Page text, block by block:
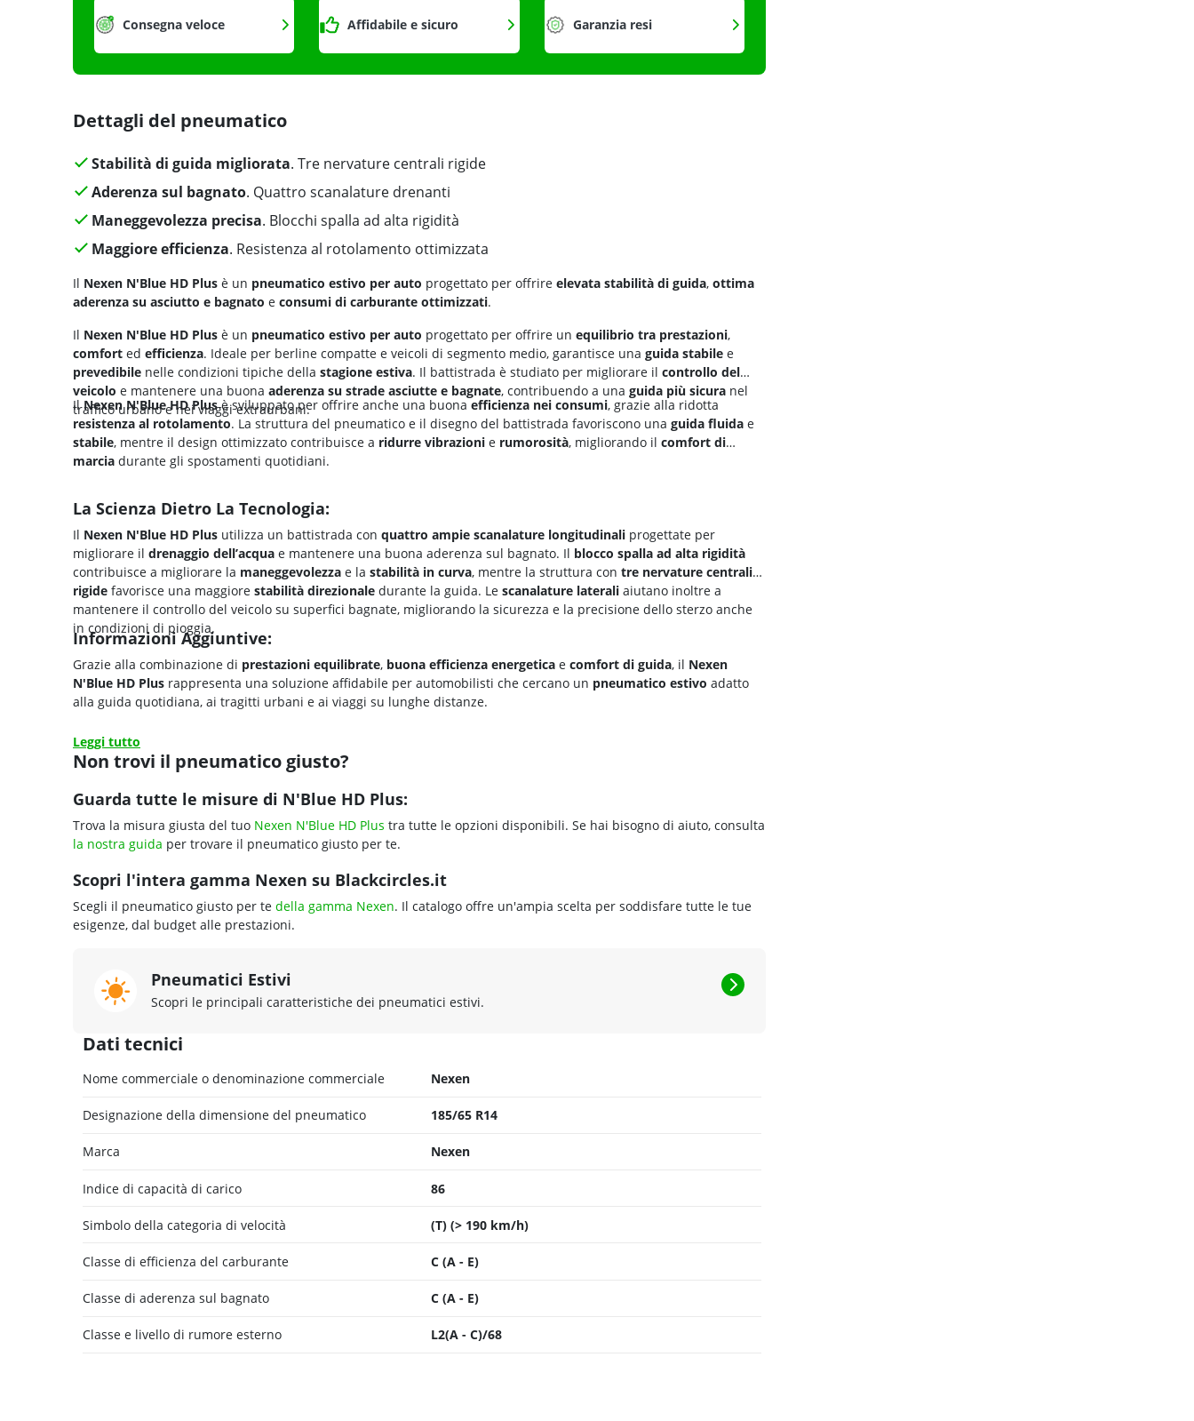
Consegna veloce Affidabile e sicuro Garanzia resi
Dettagli del pneumatico
Stabilità di guida migliorata. Tre nervature centrali rigide
Aderenza sul bagnato. Quattro scanalature drenanti
Maneggevolezza precisa. Blocchi spalla ad alta rigidità
Maggiore efficienza. Resistenza al rotolamento ottimizzata
Il Nexen N'Blue HD Plus è un pneumatico estivo per auto progettato per offrire elevata stabilità di guida, ottima
aderenza su asciutto e bagnato e consumi di carburante ottimizzati.
Il Nexen N'Blue HD Plus è un pneumatico estivo per auto progettato per offrire un equilibrio tra prestazioni,
comfort ed efficienza. Ideale per berline compatte e veicoli di segmento medio, garantisce una guida stabile e
prevedibile nelle condizioni tipiche della stagione estiva. Il battistrada è studiato per migliorare il controllo del
veicolo e mantenere una buona aderenza su strade asciutte e bagnate, contribuendo a una guida più sicura nel
traffico urbano e nei viaggi extraurbani.
IlNexen N'Blue HD Plusè sviluppato per offrire anche una buona efficienza nei consumi, grazie alla ridotta
resistenza al rotolamento. La struttura del pneumatico e il disegno del battistrada favoriscono una guida fluida e
stabile, mentre il design ottimizzato contribuisce a ridurre vibrazioni e rumorosità, migliorando il comfort di
marcia durante gli spostamenti quotidiani.
La Scienza Dietro La Tecnologia:
Il Nexen N'Blue HD Plus utilizza un battistrada con quattro ampie scanalature longitudinali progettate per
migliorare il drenaggio dell’acqua e mantenere una buona aderenza sul bagnato. Il blocco spalla ad alta rigidità
contribuisce a migliorare la maneggevolezza e la stabilità in curva, mentre la struttura con tre nervature centrali
rigide favorisce una maggiore stabilità direzionale durante la guida. Le scanalature laterali aiutano inoltre a
mantenere il controllo del veicolo su superfici bagnate, migliorando la sicurezza e la precisione dello sterzo anche
in condizioni di pioggia.
Informazioni Aggiuntive:
Grazie alla combinazione di prestazioni equilibrate, buona efficienza energetica e comfort di guida, il Nexen
N'Blue HD Plus rappresenta una soluzione affidabile per automobilisti che cercano un pneumatico estivo adatto
alla guida quotidiana, ai tragitti urbani e ai viaggi su lunghe distanze.
Leggi tutto
Non trovi il pneumatico giusto?
Guarda tutte le misure di N'Blue HD Plus:
Trova la misura giusta del tuo Nexen N'Blue HD Plus tra tutte le opzioni disponibili. Se hai bisogno di aiuto, consulta
la nostra guida per trovare il pneumatico giusto per te.
Scopri l'intera gamma Nexen su Blackcircles.it
Scegli il pneumatico giusto per te della gamma Nexen. Il catalogo offre un'ampia scelta per soddisfare tutte le tue
esigenze, dal budget alle prestazioni.
Pneumatici Estivi
Scopri le principali caratteristiche dei pneumatici estivi.
Dati tecnici
Nome commerciale o denominazione commerciale Nexen
Designazione della dimensione del pneumatico 185/65 R14
Marca Nexen
Indice di capacità di carico 86
Simbolo della categoria di velocità (T) (> 190 km/h)
Classe di efficienza del carburante C (A - E)
Classe di aderenza sul bagnato C (A - E)
Classe e livello di rumore esterno L2(A - C)/68